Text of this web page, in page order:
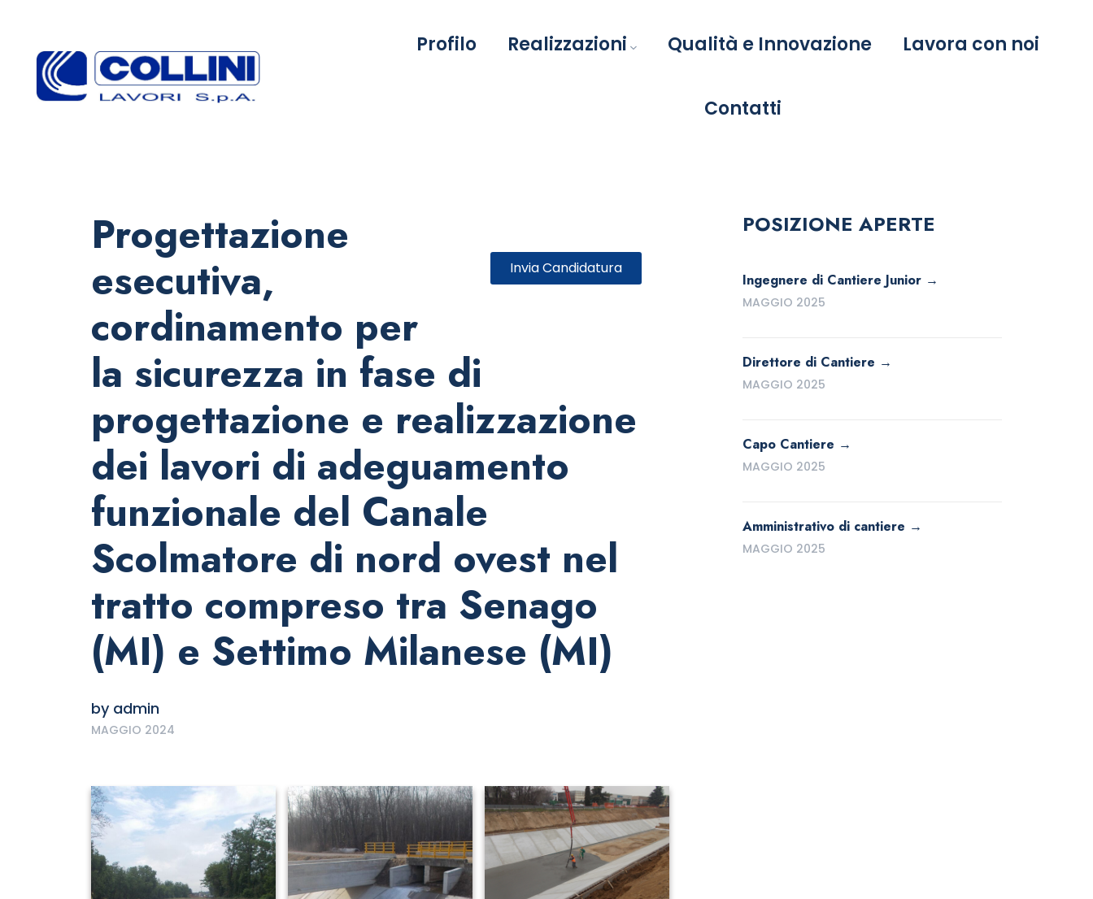
Profilo Realizzazioni Qualità e Innovazione Lavora con noi
Contatti
Invia Candidatura
Progettazione
esecutiva,
cordinamento per
la sicurezza in fase di
progettazione e realizzazione
dei lavori di adeguamento
funzionale del Canale
Scolmatore di nord ovest nel
tratto compreso tra Senago
(MI) e Settimo Milanese (MI)
by admin
MAGGIO 2024
POSIZIONE APERTE
Ingegnere di Cantiere Junior
MAGGIO 2025
Direttore di Cantiere
MAGGIO 2025
Capo Cantiere
MAGGIO 2025
Amministrativo di cantiere
MAGGIO 2025